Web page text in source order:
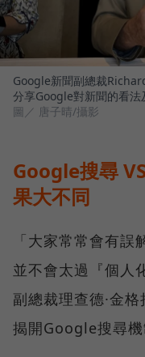
Google新聞副總裁
分享Google對新聞的看法
圖／ 唐子晴/攝影
Google搜尋
果大不同
「大家常常會有
並不會太過『個人
副總裁理查德·金
揭開Google搜尋機